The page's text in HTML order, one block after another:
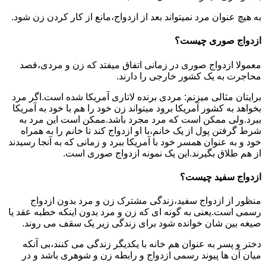
به هیچ عنوان مرد نمیتواند بعد از ازدواج،مانع از کار کردن زن شود.
ازدواج صوری چیست؟
معمولا ازدواج صوری در زمانی اتفاق میفتد که زن و مردی،قصد
محاجرت به یک کشور خارجی را دارند.
برایتان مثالی میزنم: مردی برنده لاتاری آمریکا شده است.اگر مرد
بخواهد به کشور آمریکا برود میتواند زن خود را هم با خود به آمریکا
ببرد.ولی ممکن است که مرد مجرد باشد.ممکن است این مرد به
شرط گرفتن پول از یک خانم،با او ازدواج کند تا خانم را به همراه
خود و به عنوان همسر خود با آمریکا ببرد و زمانی که به آنجا رسیدند
از هم طلاق بگیرند.این یک نمونه ازدواج صوری است.
ازدواج سفید چیست؟
منظور از ازدواج سفید،زندگی مشترک زن و مرد بدون ازدواج
رسمی است.یعنی به گونه ای که زن و مرد بدون اینکه خطبه عقد یا
صیغه بین شان خوانده شود برای زندگی زیر یک سقف می روند.
دختر و پسر به عنوان هم خانه با یکدیگر زندگی می کنند،بی آنکه
میان آن ها پیوند رسمی ازدواج و رابطه زن و شوهری باشد و در